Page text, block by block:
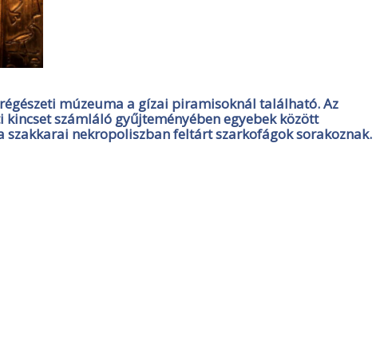
múzeuma a gízai piramisoknál található. Az
számláló gyűjteményében egyebek között
nekropoliszban feltárt szarkofágok sorakoznak.